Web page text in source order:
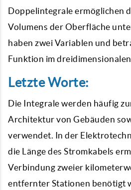
Doppelintegrale ermöglichen
Volumens der Oberfläche
haben zwei Variablen und
Funktion im dreidimensionalen
Letzte Worte:
Die Integrale werden häufig
Architektur von Gebäuden
verwendet. In der
die Länge des Stromkabels
Verbindung zweier
entfernter Stationen benötigt